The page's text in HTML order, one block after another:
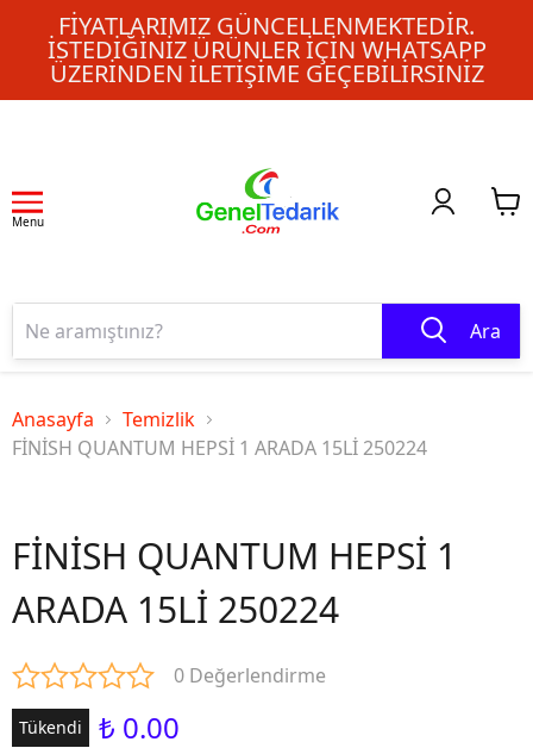
FIYATLARIMIZ GÜNCELLENMEKTEDIR.
İSTEDIĞINIZ ÜRÜNLER IÇIN WHATSAPP
ÜZERINDEN ILETIŞIME GEÇEBILIRSINIZ
Menu
Ara
Anasayfa
Temizlik
FİNİSH QUANTUM HEPSİ 1 ARADA 15Lİ 250224
FİNİSH QUANTUM HEPSİ 1
ARADA 15Lİ 250224
0 Değerlendirme
Tükendi ₺ 0.00